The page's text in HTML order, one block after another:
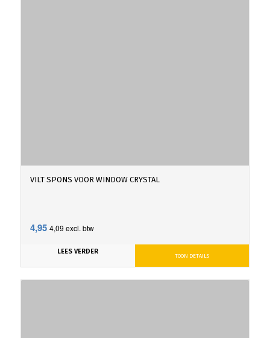
VILT SPONS VOOR WINDOW CRYSTAL
4,95 4,09 excl. btw
LEES VERDER
TOON DETAILS